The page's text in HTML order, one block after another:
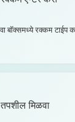
बॉक्समध्ये रक्कम टाईप
मिळवा